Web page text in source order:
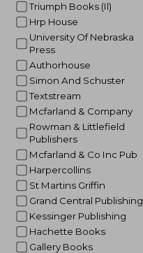
Triumph Books (Il)
Hrp House
University Of Nebraska
Press
Authorhouse
Simon And Schuster
Textstream
Mcfarland & Company
Rowman & Littlefield
Publishers
Mcfarland & Co Inc Pub
Harpercollins
St Martins Griffin
Grand Central Publishing
Kessinger Publishing
Hachette Books
Gallery Books